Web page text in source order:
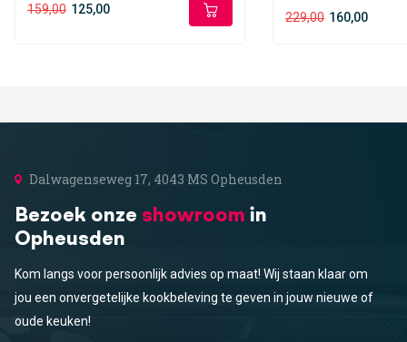
159,00 125,00
229,00 160,00
Dalwagenseweg 17, 4043 MS Opheusden
Bezoek onze showroom in
Opheusden
Kom langs voor persoonlijk advies op maat! Wij staan klaar om
jou een onvergetelijke kookbeleving te geven in jouw nieuwe of
oude keuken!